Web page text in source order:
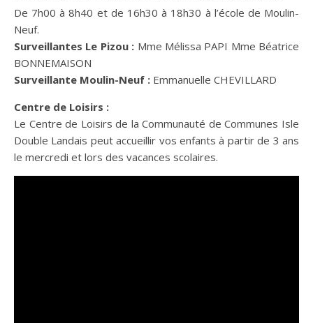
De 7h00 à 8h40 et de 16h30 à 18h30 à l’école de Moulin-
Neuf.
Surveillantes Le Pizou : Mme Mélissa PAPI Mme Béatrice
BONNEMAISON
Surveillante Moulin-Neuf : Emmanuelle CHEVILLARD
Centre de Loisirs :
Le Centre de Loisirs de la Communauté de Communes Isle
Double Landais peut accueillir vos enfants à partir de 3 ans
le mercredi et lors des vacances scolaires.